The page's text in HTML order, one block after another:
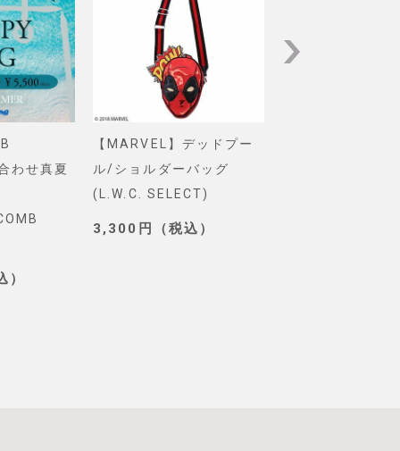
わせ真夏
【MARVEL】デッドプー
ル/ショルダーバッグ
(L.W.C. SELECT)
3,300円（税込）